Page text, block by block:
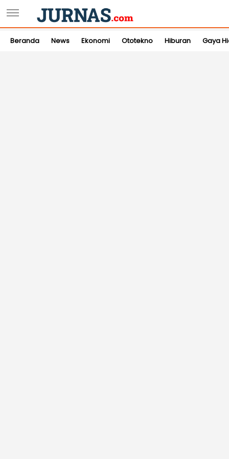
Beranda News Ekonomi Ototekno Hiburan Gaya